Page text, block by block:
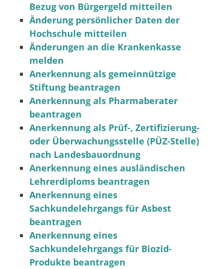
Bezug von Bürgergeld mitteilen
Änderung persönlicher Daten der
Hochschule mitteilen
Änderungen an die Krankenkasse
melden
Anerkennung als gemeinnützige
Stiftung beantragen
Anerkennung als Pharmaberater
beantragen
Anerkennung als Prüf-, Zertifizierung-
oder Überwachungsstelle (PÜZ-Stelle)
nach Landesbauordnung
Anerkennung eines ausländischen
Lehrerdiploms beantragen
Anerkennung eines
Sachkundelehrgangs für Asbest
beantragen
Anerkennung eines
Sachkundelehrgangs für Biozid-
Produkte beantragen